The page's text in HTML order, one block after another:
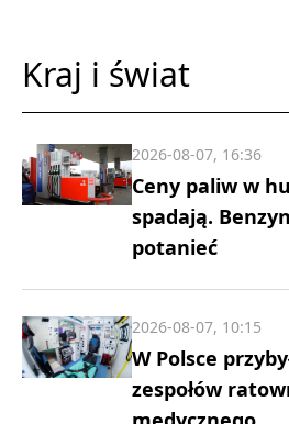
Kraj i świat
Ceny paliw w
spadają.
potanieć
2026-08-07, 16:36
W Polsce
zespołów
2026-08-07, 10:15